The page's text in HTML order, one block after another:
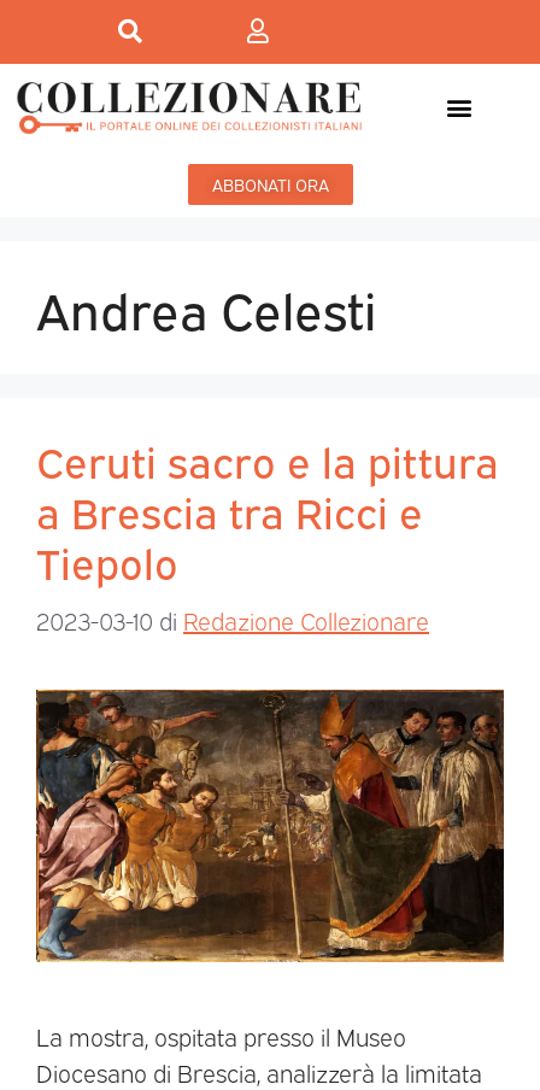
ABBONATI ORA
Andrea Celesti
Ceruti sacro e la pittura
a Brescia tra Ricci e
Tiepolo
2023-03-10 di Redazione Collezionare
La mostra, ospitata presso il Museo
Diocesano di Brescia, analizzerà la limitata